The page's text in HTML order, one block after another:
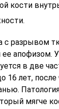
кости
с разрывом
ее апофизом.
в две
16 лет, после
мягче